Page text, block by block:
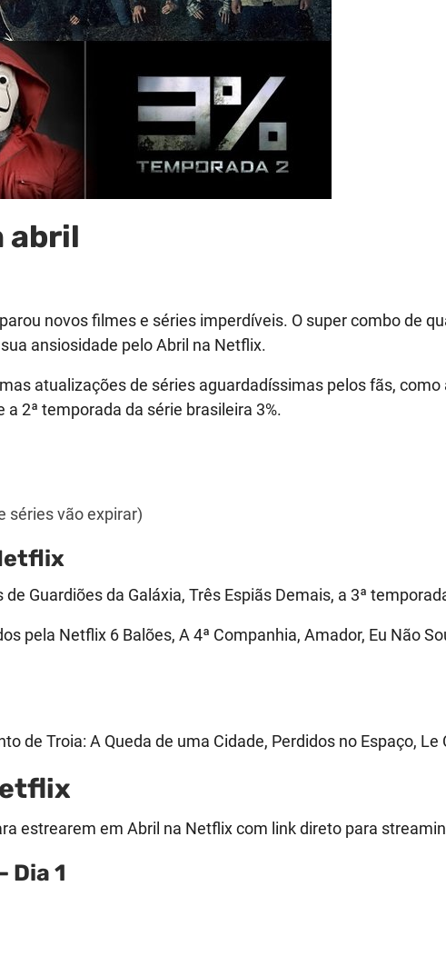
abril
novos filmes e séries imperdíveis. O super combo de
ansiosidade pelo Abril na Netflix.
atualizações de séries aguardadíssimas pelos fãs,
2ª temporada da série brasileira 3%.
séries vão expirar)
Guardiões da Galáxia, Três Espiãs Demais, a 3ª
pela Netflix 6 Balões, A 4ª Companhia, Amador, Eu Não
de Troia: A Queda de uma Cidade, Perdidos no Espaço,
estrearem em Abril na Netflix com link direto para
Dia 1